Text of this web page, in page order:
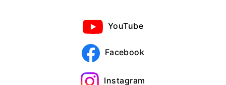
YouTube
Facebook
Instagram